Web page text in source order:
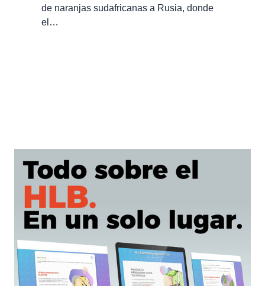
de naranjas sudafricanas a Rusia, donde
el…